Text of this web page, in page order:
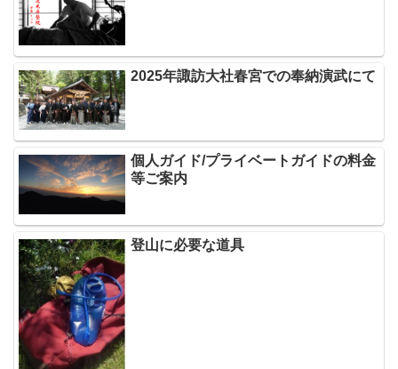
2025年諏訪大社春宮での奉納演武にて
個人ガイド/プライベートガイドの料金
等ご案内
登山に必要な道具